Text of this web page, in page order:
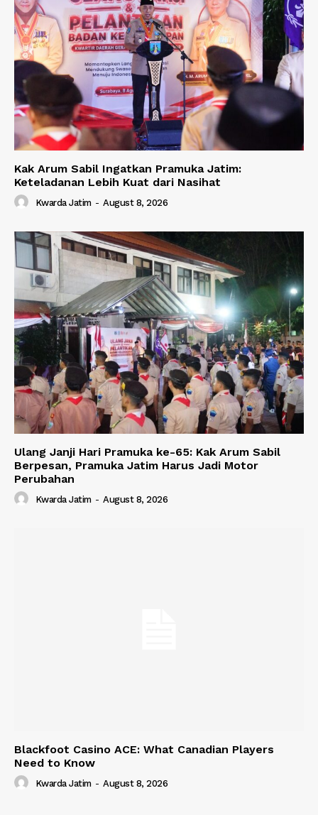
Kak Arum Sabil Ingatkan Pramuka Jatim:
Keteladanan Lebih Kuat dari Nasihat
Kwarda Jatim - August 8, 2026
Ulang Janji Hari Pramuka ke-65: Kak Arum Sabil
Berpesan, Pramuka Jatim Harus Jadi Motor
Perubahan
Kwarda Jatim - August 8, 2026
Blackfoot Casino ACE: What Canadian Players
Need to Know
Kwarda Jatim - August 8, 2026